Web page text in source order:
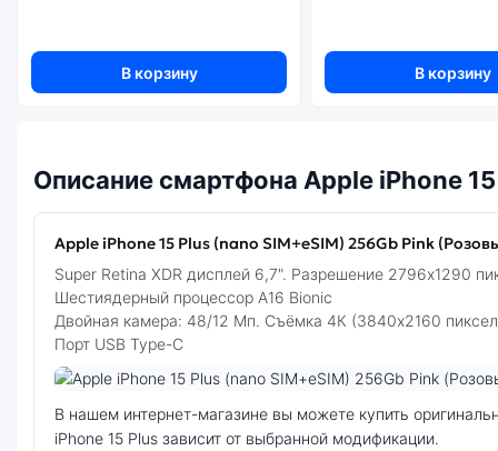
В корзину В корзину
Описание смартфона Apple iPhone
Apple iPhone 15 Plus (nano SIM+eSIM) 256Gb Pink
Super Retina XDR дисплей 6,7". Разрешение 2796x1290
Шестиядерный процессор A16 Bionic
Двойная камера: 48/12 Мп. Съёмка 4К (3840x2160
Порт USB Type-C
В нашем интернет-магазине вы можете купить оригинальный смартфон Apple iPhone 15 Plus (nano SIM+eSIM) 256Gb Pink (Розовый) по выгодной цене. Стоимость смартфона Apple
iPhone 15 Plus зависит от выбранной модификации.